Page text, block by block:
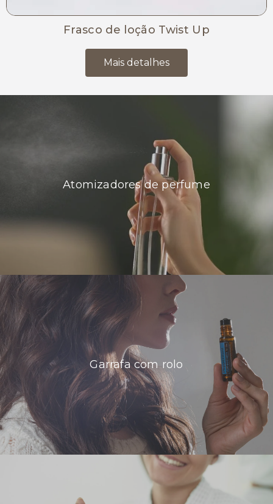
Frasco de loção Twist Up
Mais detalhes
Atomizadores de perfume
Garrafa com rolo